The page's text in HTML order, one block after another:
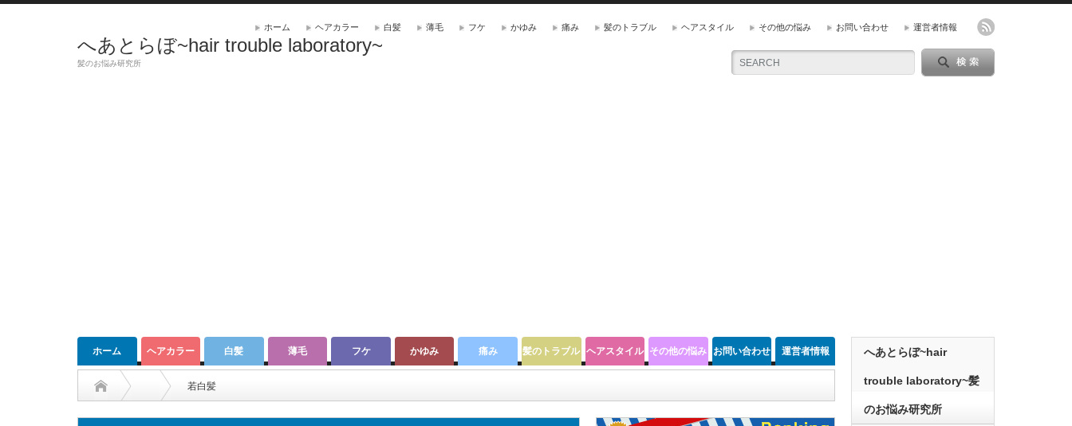
へあとらぼ~hair trouble laboratory~
髪のお悩み研究所
ホーム ヘアカラー 白髪 薄毛 フケ かゆみ 痛み 髪のトラブル ヘアスタイル その他の悩み お問い合わせ 運営者情報
ホーム ヘアカラー 白髪 薄毛 フケ かゆみ 痛み 髪のトラブル ヘアスタイル その他の悩み お問い合わせ 運営者情報
若白髪
へあとらぼ~hair
trouble laboratory~髪
のお悩み研究所